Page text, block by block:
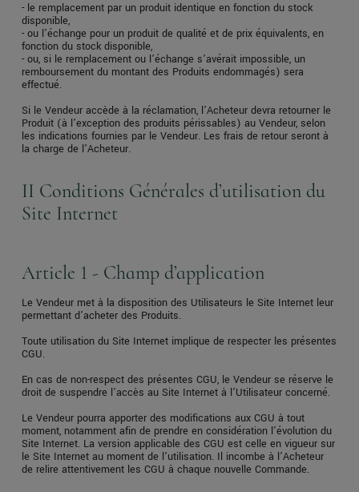
- le remplacement par un produit identique en fonction du stock
disponible,
- ou l’échange pour un produit de qualité et de prix équivalents, en
fonction du stock disponible,
- ou, si le remplacement ou l’échange s’avérait impossible, un
remboursement du montant des Produits endommagés) sera
effectué.
Si le Vendeur accède à la réclamation, l’Acheteur devra retourner le
Produit (à l’exception des produits périssables) au Vendeur, selon
les indications fournies par le Vendeur. Les frais de retour seront à
la charge de l’Acheteur.
II Conditions Générales d’utilisation du
Site Internet
Article 1 - Champ d’application
Le Vendeur met à la disposition des Utilisateurs le Site Internet leur
permettant d’acheter des Produits.
Toute utilisation du Site Internet implique de respecter les présentes
CGU.
En cas de non-respect des présentes CGU, le Vendeur se réserve le
droit de suspendre l’accès au Site Internet à l’Utilisateur concerné.
Le Vendeur pourra apporter des modifications aux CGU à tout
moment, notamment afin de prendre en considération l'évolution du
Site Internet. La version applicable des CGU est celle en vigueur sur
le Site Internet au moment de l’utilisation. Il incombe à l’Acheteur
de relire attentivement les CGU à chaque nouvelle Commande.